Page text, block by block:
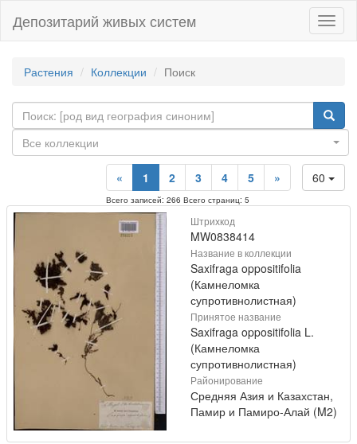
Депозитарий живых систем
Растения Коллекции Поиск
Все коллекции
60
« 1 2 3 4 5 »
Всего записей: 266 Всего страниц: 5
Штрихкод
MW0838414
Название в коллекции
Saxifraga oppositifolia
(Камнеломка
супротивнолистная)
Принятое название
Saxifraga oppositifolia L.
(Камнеломка
супротивнолистная)
Районирование
Средняя Азия и Казахстан,
Памир и Памиро-Алай (M2)